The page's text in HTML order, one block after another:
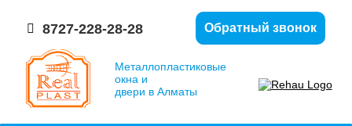
Обратный звонок
8727-228-28-28
Металлопластиковые
окна и
двери в Алматы